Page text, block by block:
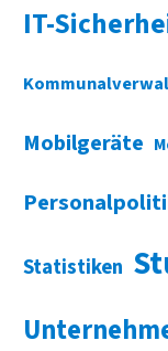
IT-
Mobilgeräte
Statistiken